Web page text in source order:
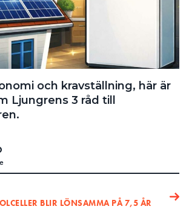
och kravställning, här är
Ljungrens 3 råd till
BLIR LÖNSAMMA PÅ 7,5 ÅR